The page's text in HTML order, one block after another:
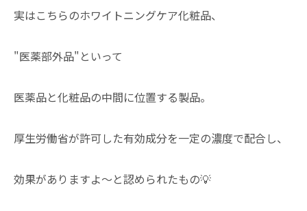
実はこちらのホワイトニングケア化粧品、
"医薬部外品"といって
医薬品と化粧品の中間に位置する製品。
厚生労働省が許可した有効成分を一定の濃度で配合し、
効果がありますよ〜と認められたもの💡